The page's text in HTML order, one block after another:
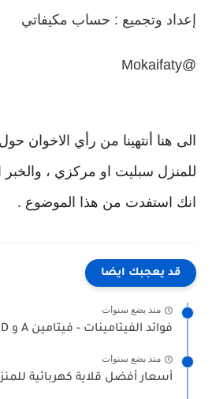
إعداد وتجميع : حساب مكيفاتي
@Mokaifaty
الى هنا أنتهينا من رأي الاخوان
للمنزل سبليت او مركزي ، والخبر
انك استفدت من هذا الموضوع .
قد يعجبك ايضا
منذ بضع سنوات
فوائد الفيتامينات - فيتامين A و D و E...
منذ بضع سنوات
أسعار أفضل قلاية كهربائية